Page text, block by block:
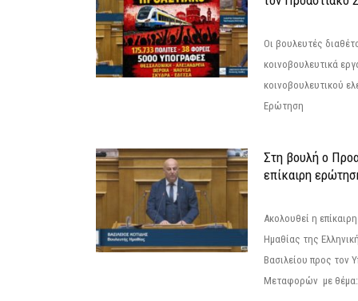
Οι βουλευτές
κοινοβουλευτικά
κοινοβουλευτικού
Ερώτηση
Στη βουλή ο
επίκαιρη
Ακολουθεί η
Ημαθίας της
Βασιλείου προς τον
Μεταφορών με θέμα: